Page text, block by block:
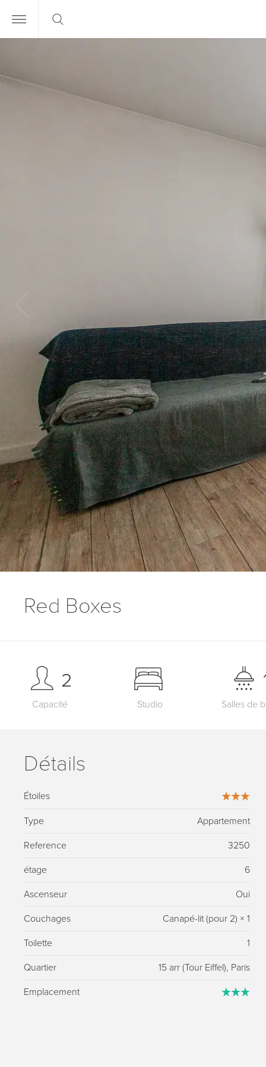
Red Boxes
Capacité
2
Studio Salles de
Détails
Étoiles
Type Appartement
Reference 3250
étage 6
Ascenseur Oui
Couchages Canapé-lit (pour 2) ×1
Toilette 1
Quartier 15 arr (Tour Eiffel), Paris
Emplacement